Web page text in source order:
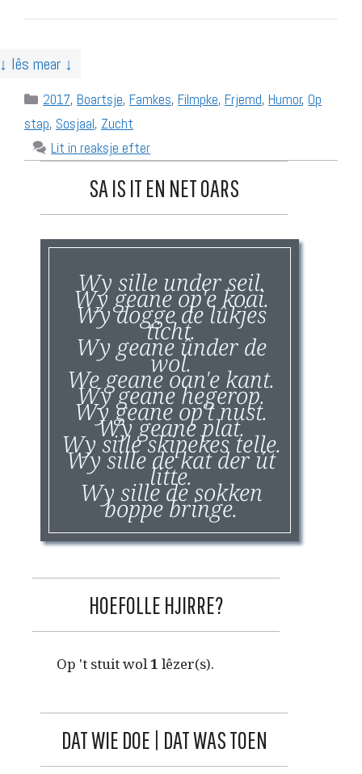
↓ lês mear ↓
Categories
2017, Boartsje, Famkes, Filmpke, Frjemd, Humor, Op
stap, Sosjaal, Zucht
Lit in reaksje efter
SA IS IT EN NET OARS
Wy sille under seil.
Wy geane op'e koai.
Wy dogge de lûkjes
ticht.
Wy geane ûnder de
wol.
We geane oan'e kant.
Wy geane hegerop.
Wy geane op't nust.
Wy geane plat.
Wy sille skipekes telle.
Wy sille de kat der út
litte.
Wy sille de sokken
boppe bringe.
HOEFOLLE HJIRRE?
Op 't stuit wol 1 lêzer(s).
DAT WIE DOE | DAT WAS TOEN